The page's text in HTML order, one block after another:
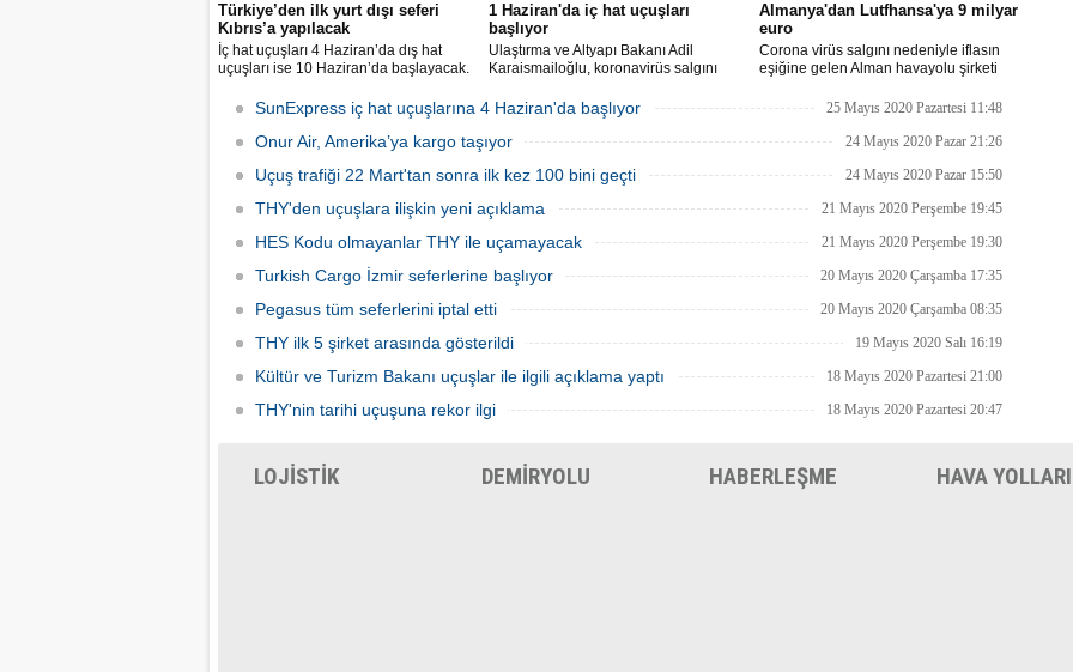
Türkiye’den ilk yurt dışı seferi
Kıbrıs’a yapılacak
İç hat uçuşları 4 Haziran’da dış hat
uçuşları ise 10 Haziran’da başlayacak.
olacak.
1 Haziran'da iç hat uçuşları
başlıyor
Ulaştırma ve Altyapı Bakanı Adil
Karaismailoğlu, koronavirüs salgını
seferlerinin, 1 Haziran itibarıyla iç
hatlarda yeniden başlayacağını bildirdi.
Almanya'dan Lutfhansa'ya 9 milyar
euro
Corona virüs salgını nedeniyle iflasın
eşiğine gelen Alman havayolu şirketi
anlaşma sağlandı.
SunExpress iç hat uçuşlarına 4 Haziran'da başlıyor 25 Mayıs 2020 Pazartesi 11:48
Onur Air, Amerika’ya kargo taşıyor 24 Mayıs 2020 Pazar 21:26
Uçuş trafiği 22 Mart'tan sonra ilk kez 100 bini geçti 24 Mayıs 2020 Pazar 15:50
THY'den uçuşlara ilişkin yeni açıklama 21 Mayıs 2020 Perşembe 19:45
HES Kodu olmayanlar THY ile uçamayacak 21 Mayıs 2020 Perşembe 19:30
Turkish Cargo İzmir seferlerine başlıyor 20 Mayıs 2020 Çarşamba 17:35
Pegasus tüm seferlerini iptal etti 20 Mayıs 2020 Çarşamba 08:35
THY ilk 5 şirket arasında gösterildi 19 Mayıs 2020 Salı 16:19
Kültür ve Turizm Bakanı uçuşlar ile ilgili açıklama yaptı 18 Mayıs 2020 Pazartesi 21:00
THY'nin tarihi uçuşuna rekor ilgi 18 Mayıs 2020 Pazartesi 20:47
LOJİSTİK DEMİRYOLU HABERLEŞME HAVA YOLLARI